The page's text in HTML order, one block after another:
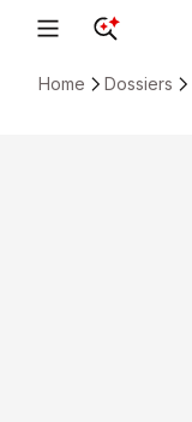
Home Dossiers